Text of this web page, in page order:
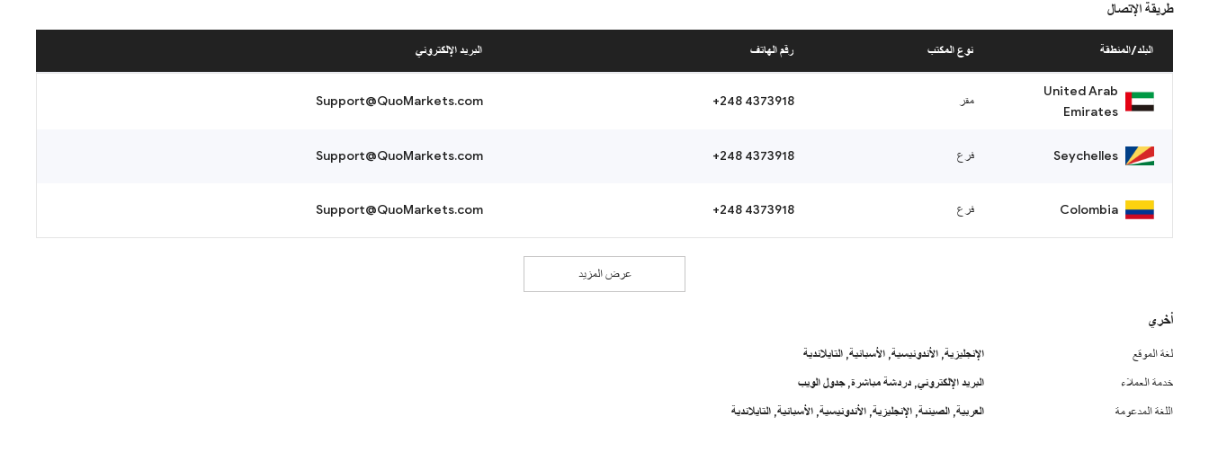
طريقة الإتصال
البلد/المنطقة نوع المكتب رقم الهاتف البريد الإلكتروني
United Arab
Emirates
مقر +248 4373918
Support@QuoMarkets.com
Seychelles فرع +248 4373918
Support@QuoMarkets.com
Colombia فرع +248 4373918
Support@QuoMarkets.com
عرض المزيد
أخري
لغة الموقع الإنجليزية, الأندونيسية, الأسبانية, التايلاندية
خدمة العملاء
البريد الإلكتروني, دردشة مباشرة,جدول الويب
اللغة المدعومة
العربية, الصينىة, الإنجليزية, الأندونيسية, الأسبانية, التايلاندية